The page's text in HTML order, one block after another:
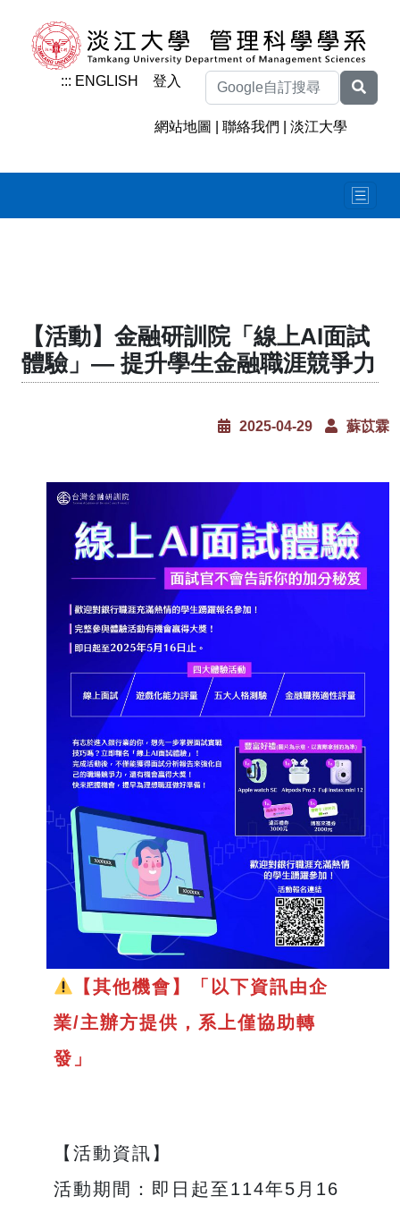
::: ENGLISH 登入
網站地圖 |聯絡我們 |淡江大學
【活動】金融研訓院「線上AI面試
體驗」— 提升學生金融職涯競爭力
2025-04-29 蘇苡霖
【其他機會】「以下資訊由企
業/主辦方提供，系上僅協助轉
發」
【活動資訊】
活動期間：即日起至114年5月16